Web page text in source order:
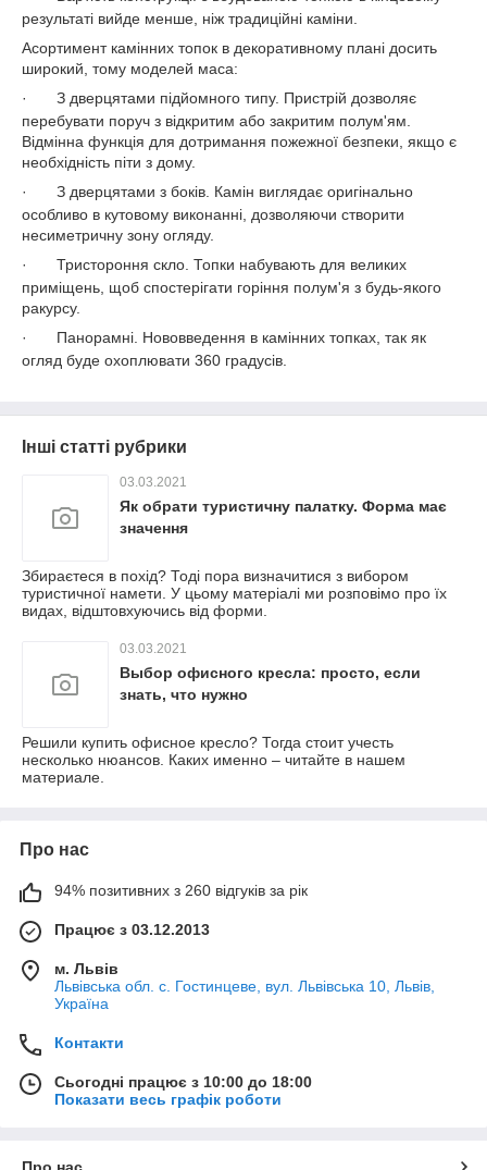
результаті вийде менше, ніж традиційні каміни.
Асортимент камінних топок в декоративному плані досить
широкий, тому моделей маса:
·
З дверцятами підйомного типу. Пристрій дозволяє
перебувати поруч з відкритим або закритим полум'ям.
Відмінна функція для дотримання пожежної безпеки, якщо є
необхідність піти з дому.
·
З дверцятами з боків. Камін виглядає оригінально
особливо в кутовому виконанні, дозволяючи створити
несиметричну зону огляду.
·
Тристороння скло. Топки набувають для великих
приміщень, щоб спостерігати горіння полум'я з будь-якого
ракурсу.
·
Панорамні. Нововведення в камінних топках, так як
огляд буде охоплювати 360 градусів.
Інші статті рубрики
03.03.2021
Як обрати туристичну палатку. Форма має
значення
Збираєтеся в похід? Тоді пора визначитися з вибором
туристичної намети. У цьому матеріалі ми розповімо про їх
видах, відштовхуючись від форми.
03.03.2021
Выбор офисного кресла: просто, если
знать, что нужно
Решили купить офисное кресло? Тогда стоит учесть
несколько нюансов. Каких именно – читайте в нашем
материале.
Про нас
94% позитивних з 260 відгуків за рік
Працює з 03.12.2013
м. Львів
Львівська обл. с. Гостинцеве, вул. Львівська 10, Львів,
Україна
Контакти
Сьогодні працює з 10:00 до 18:00
Показати весь графік роботи